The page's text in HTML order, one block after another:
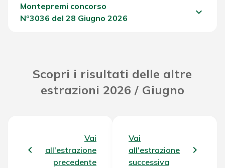
Montepremi concorso
Nº3036 del 28 Giugno 2026
keyboard_arrow_down
Scopri i risultati delle altre
estrazioni 2026 / Giugno
Vai
all'estrazione
precedente
Vai
all'estrazione
successiva